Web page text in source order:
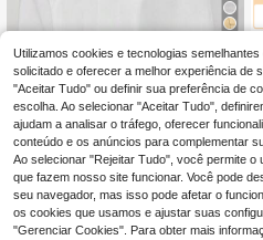
ChicCharms EveBag
Bolsa de Noite Feminina Europeia e
Americana com Design de Padrão P
atchwork Dourado, Clutch Brilhante
Adequada para Festas de Moda, Ba
iles, Casamentos Românticos, Reun
iões de Aniversário. Corrente Remo
vível Pode Ser Usada no Ombro ou
a Tiracolo., Chique & Elegante
#3 Mais Vendido em Minimalista Sacos de Noite Femininos
13,29€
Utilizamos cookies e tecnologias
solicitado e oferecer a melhor experiência de
"Aceitar Tudo" ou definir sua preferência de
escolha. Ao selecionar "Aceitar Tudo",
ajudam a analisar o tráfego, oferecer
conteúdo e os anúncios para complementar
Ao selecionar "Rejeitar Tudo", você permite
que fazem nosso site funcionar. Você pode
seu navegador, mas isso pode afetar o
os cookies que usamos e ajustar suas
"Gerenciar Cookies". Para obter mais